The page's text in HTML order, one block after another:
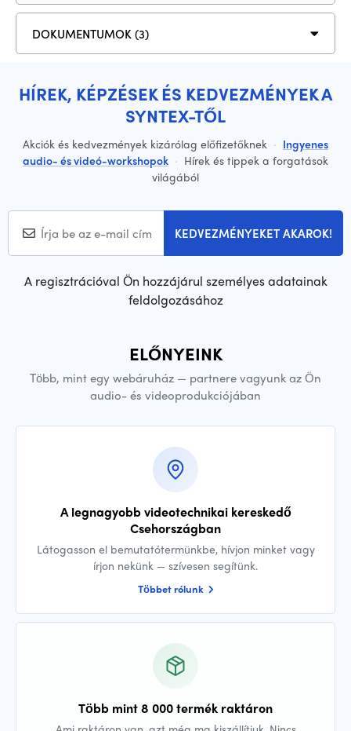
DOKUMENTUMOK (3)
HÍREK, KÉPZÉSEK ÉS KEDVEZMÉNYEK A
SYNTEX-TŐL
Akciók és kedvezmények kizárólag előfizetőknek · Ingyenes
audio- és videó-workshopok · Hírek és tippek a forgatások
világából
KEDVEZMÉNYEKET AKAROK!
A regisztrációval Ön hozzájárul személyes adatainak
feldolgozásához
ELŐNYEINK
Több, mint egy webáruház — partnere vagyunk az Ön
audio- és videoprodukciójában
A legnagyobb videotechnikai kereskedő
Csehországban
Látogasson el bemutatótermünkbe, hívjon minket vagy
írjon nekünk — szívesen segítünk.
Többet rólunk
Több mint 8 000 termék raktáron